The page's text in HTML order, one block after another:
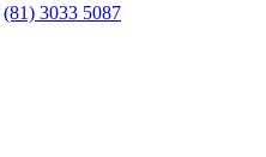
(81) 3033 5087